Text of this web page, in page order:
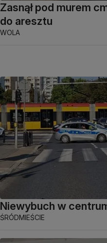
Zasnął pod murem
do aresztu
WOLA
Niewybuch w
ŚRÓDMIEŚCIE